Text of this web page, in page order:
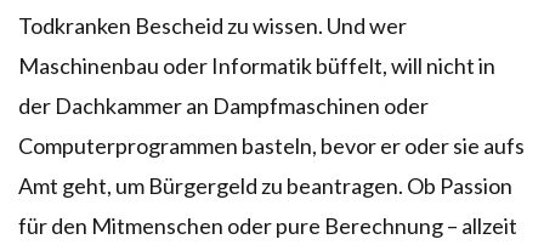
Todkranken Bescheid zu wissen. Und wer
Maschinenbau oder Informatik büffelt, will nicht in
der Dachkammer an Dampfmaschinen oder
Computerprogrammen basteln, bevor er oder sie aufs
Amt geht, um Bürgergeld zu beantragen. Ob Passion
für den Mitmenschen oder pure Berechnung – allzeit